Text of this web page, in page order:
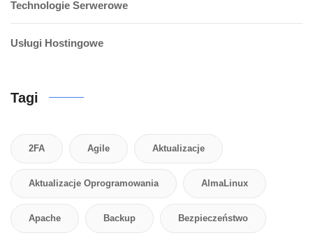
Technologie Serwerowe
Usługi Hostingowe
Tagi
2FA Agile Aktualizacje
Aktualizacje Oprogramowania AlmaLinux
Apache Backup Bezpieczeństwo